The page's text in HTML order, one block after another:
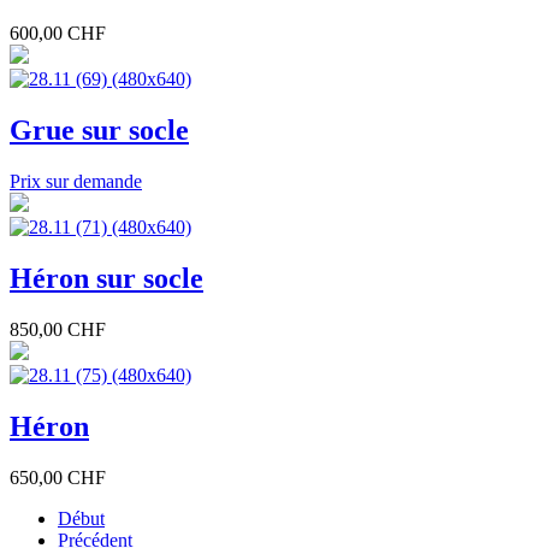
600,00 CHF
Grue sur socle
Prix sur demande
Héron sur socle
850,00 CHF
Héron
650,00 CHF
Début
Précédent